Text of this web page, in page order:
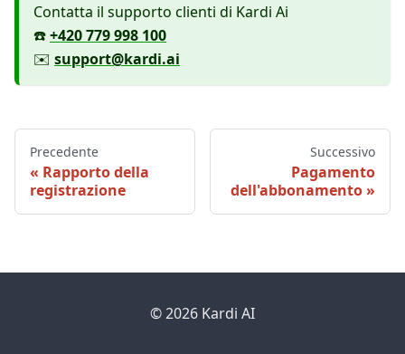
Contatta il supporto clienti di Kardi Ai
☎️+420 779 998 100
✉️ support@kardi.ai
Precedente
Rapporto della
registrazione
Successivo
Pagamento
dell'abbonamento
© 2026 Kardi AI